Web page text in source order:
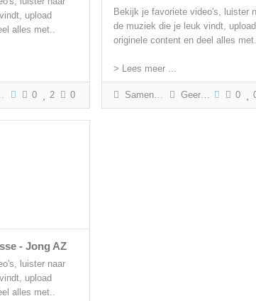
upload
alles met..
0 2 0
Bekijk je favoriete video's, luister
de muziek die je leuk vindt, upload
originele content en deel alles met..
> Lees meer ...
Samenvatting Geert Gabriëls 0
- Jong AZ
luister naar
upload
alles met..